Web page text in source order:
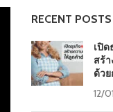
RECENT POSTS
เปิ
สร้
ด้ว
12/